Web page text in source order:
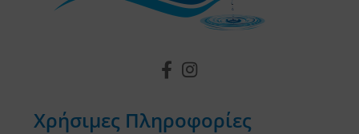
Χρήσιμες Πληροφορίες